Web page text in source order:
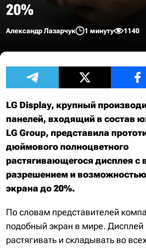
20%
Александр Лазарчук 1 минуту 1140
LG Display, крупный
панелей, входящий в состав
LG Group, представила
дюймового полноцветного
растягивающегося дисплея с
разрешением и возможностью
экрана до 20%.
По словам представителей
подобный экран в мире.
растягивать и складывать во